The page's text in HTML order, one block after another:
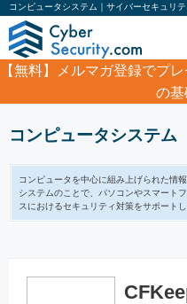
コンピュータシステム｜サイバーセキュリ
【無料】
メルマガ登録でプ
の基
製品・サービス/
コンピュータシステム
コンピュータを中心に組み上げられた情
システムのことで、パソコンやスマート
スにおけるセキュリティ対策をサポートし